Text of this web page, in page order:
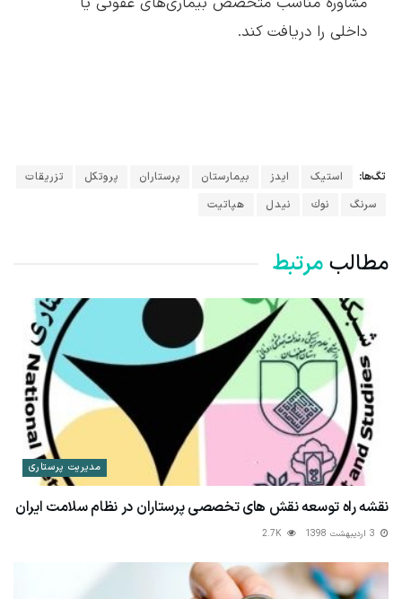
داخلی را دریافت کند.
تگ‌ها: استیک ایدز بیمارستان پرستاران پروتکل
تزریقات
سرنگ
نوك نیدل هپاتیت
مطالبمرتبط
مدیریت پرستاری
نقشه راه توسعه نقش های تخصصی پرستاران در نظام سلامت ایران